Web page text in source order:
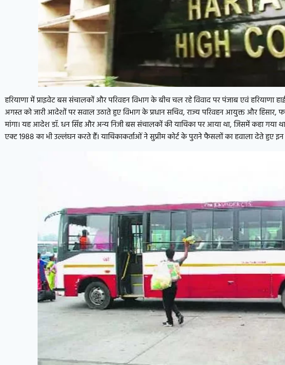
हरियाणा में प्राइवेट बस संचालकों और परिवहन विभाग के बीच चल रहे विवाद पर पंजाब एवं हरियाणा
अगस्त को जारी आदेशों पर सवाल उठाते हुए विभाग के प्रधान सचिव, राज्य परिवहन आयुक्त और हिसार,
मांगा। यह आदेश डॉ. धन सिंह और अन्य निजी बस संचालकों की याचिका पर आया था, जिसमें कहा गया
एक्ट 1988 का भी उल्लंघन करते हैं। याचिकाकर्ताओं ने सुप्रीम कोर्ट के पुराने फैसलों का हवाला देते हुए